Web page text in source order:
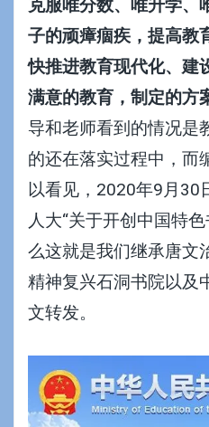
克服唯分数、唯升学、
子的顽瘴痼疾，提高教
快推进教育现代化、建
满意的教育，制定的方
导和老师看到的情况是
的还在落实过程中，而
以看见，2020年9月30
人大“关于开创中国特
么这就是我们继承唐文
精神复兴石洞书院以及
文转发。